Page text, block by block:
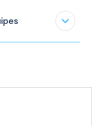
expand_less